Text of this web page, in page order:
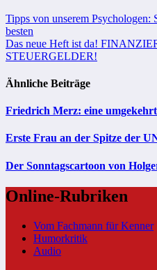
Beitragsnavigation
Tipps von unserem Psychologen:
besten
Das neue Heft ist da!
STEUERGELDER!
Ähnliche Beiträge
Friedrich Merz: eine
Erste Frau an der Spitze der
Der Sonntagscartoon von
Online-Rubriken
Vom Fachmann für Kenner
Humorkritik
Audio